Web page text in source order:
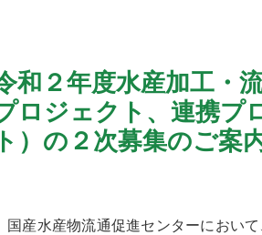
和２年度水産加工・
ロジェクト、連携プ
ト）の２次募集のご案
国産水産物流通促進センターにおい